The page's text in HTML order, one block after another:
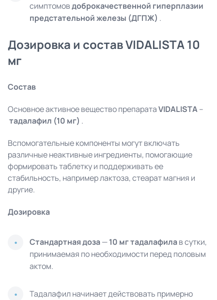
симптомовдоброкачественной гиперплазии
предстательной железы (ДГПЖ) .
Дозировка и состав VIDALISTA 10
мг
Состав
Основное активное вещество препаратаVIDALISTA–
тадалафил (10 мг) .
Вспомогательные компоненты могут включать
различные неактивные ингредиенты, помогающие
формировать таблетку и поддерживать ее
стабильность, например лактоза, стеарат магния и
другие.
Дозировка
Стандартная доза—10 мг тадалафилав сутки,
принимаемая по необходимости перед половым
актом.
Тадалафил начинает действовать примерно